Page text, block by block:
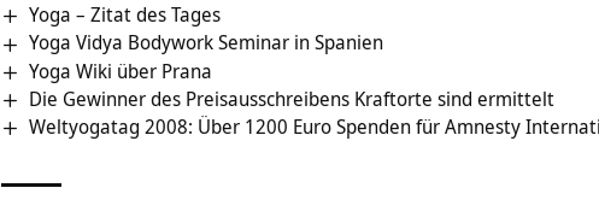
Yoga – Zitat des Tages
Yoga Vidya Bodywork Seminar in Spanien
Yoga Wiki über Prana
Die Gewinner des Preisausschreibens Kraftorte sind ermittelt
Weltyogatag 2008: Über 1200 Euro Spenden für Amnesty